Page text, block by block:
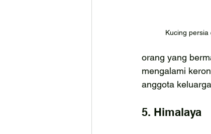
Kucing persia
orang yang
mengalami
anggota
5. Himalaya